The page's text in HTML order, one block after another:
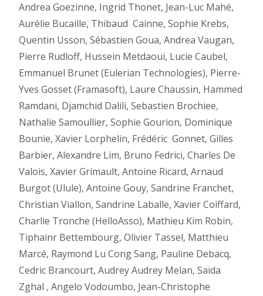
Andrea Goezinne, Ingrid Thonet, Jean-Luc Mahé,
Aurélie Bucaille, Thibaud Cainne, Sophie Krebs,
Quentin Usson, Sébastien Goua, Andrea Vaugan,
Pierre Rudloff, Hussein Metdaoui, Lucie Caubel,
Emmanuel Brunet (Eulerian Technologies), Pierre-
Yves Gosset (Framasoft), Laure Chaussin, Hammed
Ramdani, Djamchid Dalili, Sebastien Brochiee,
Nathalie Samoullier, Sophie Gourion, Dominique
Bounie, Xavier Lorphelin, Frédéric Gonnet, Gilles
Barbier, Alexandre Lim, Bruno Fedrici, Charles De
Valois, Xavier Grimault, Antoine Ricard, Arnaud
Burgot (Ulule), Antoine Gouy, Sandrine Franchet,
Christian Viallon, Sandrine Laballe, Xavier Coiffard,
Charlie Tronche (HelloAsso), Mathieu Kim Robin,
Tiphainr Bettembourg, Olivier Tassel, Matthieu
Marcé, Raymond Lu Cong Sang, Pauline Debacq,
Cedric Brancourt, Audrey Audrey Melan, Saïda
Zghal , Angelo Vodoumbo, Jean-Christophe